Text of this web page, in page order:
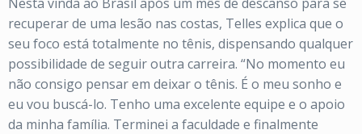
recuperar de uma lesão nas costas, Telles explica que o
seu foco está totalmente no tênis, dispensando qualquer
possibilidade de seguir outra carreira. “No momento eu
não consigo pensar em deixar o tênis. É o meu sonho e
eu vou buscá-lo. Tenho uma excelente equipe e o apoio
da minha família. Terminei a faculdade e finalmente